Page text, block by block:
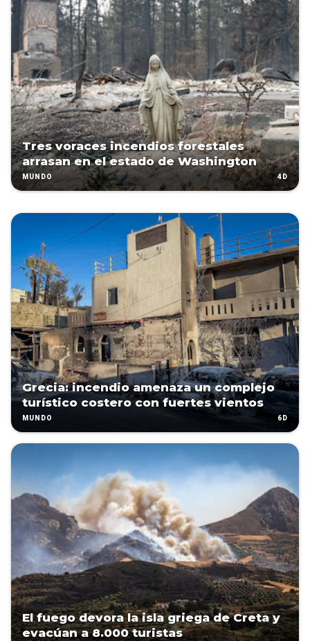
Tres voraces incendios forestales
arrasan en el estado de Washington
MUNDO 4D
Grecia: incendio amenaza un complejo
turístico costero con fuertes vientos
MUNDO 6D
El fuego devora la isla griega de Creta y
evacúan a 8.000 turistas